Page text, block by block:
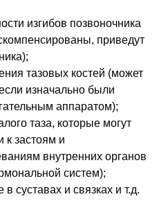
изгибов позвоночника
приведут
тазовых костей (может
изначально были
аппаратом);
таза, которые могут
к застоям и
внутренних органов
систем);
суставах и связках и т.д.